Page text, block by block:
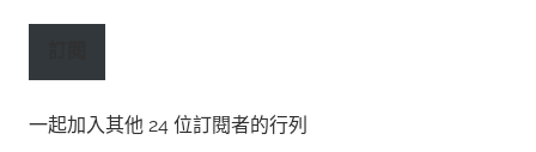
郵
址
一起加入其他 24 位訂閱者的行列